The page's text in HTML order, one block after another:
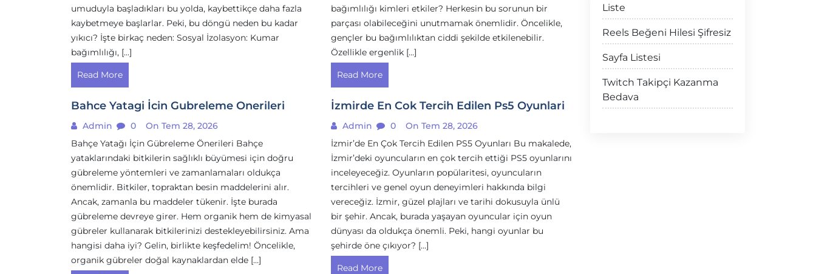
umuduyla başladıkları bu yolda, kaybettikçe daha fazla
kaybetmeye başlarlar. Peki, bu döngü neden bu kadar
yıkıcı? İşte birkaç neden: Sosyal İzolasyon: Kumar
bağımlılığı, […]
Read More
bağımlılığı kimleri etkiler? Herkesin bu sorunun bir
parçası olabileceğini unutmamak önemlidir. Öncelikle,
gençler bu bağımlılıktan ciddi şekilde etkilenebilir.
Özellikle ergenlik […]
Read More
Bahce Yatagi İcin Gubreleme Onerileri
Admin 0
On Tem 28, 2026
Bahçe Yatağı İçin Gübreleme Önerileri Bahçe
yataklarındaki bitkilerin sağlıklı büyümesi için doğru
gübreleme yöntemleri ve zamanlamaları oldukça
önemlidir. Bitkiler, topraktan besin maddelerini alır.
Ancak, zamanla bu maddeler tükenir. İşte burada
gübreleme devreye girer. Hem organik hem de kimyasal
gübreler kullanarak bitkilerinizi destekleyebilirsiniz. Ama
hangisi daha iyi? Gelin, birlikte keşfedelim! Öncelikle,
organik gübreler doğal kaynaklardan elde […]
İzmirde En Cok Tercih Edilen Ps5 Oyunlari
Admin 0
On Tem 28, 2026
İzmir’de En Çok Tercih Edilen PS5 Oyunları Bu makalede,
İzmir’deki oyuncuların en çok tercih ettiği PS5 oyunlarını
inceleyeceğiz. Oyunların popülaritesi, oyuncuların
tercihleri ve genel oyun deneyimleri hakkında bilgi
vereceğiz. İzmir, güzel plajları ve tarihi dokusuyla ünlü
bir şehir. Ancak, burada yaşayan oyuncular için oyun
dünyası da oldukça önemli. Peki, hangi oyunlar bu
şehirde öne çıkıyor? […]
Read More
Liste
Reels Beğeni Hilesi Şifresiz
Sayfa Listesi
Twitch Takipçi Kazanma
Bedava